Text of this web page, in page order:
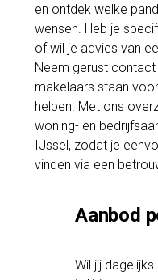
en ontdek welke
wensen. Heb je
of wil je advies van
Neem gerust
makelaars staan
helpen. Met ons
woning- en
IJssel, zodat je
vinden via een
Aanbod
Wil jij